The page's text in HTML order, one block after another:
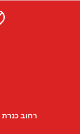
רחוב כנרת 15, בני-ברק 5120260 ישראל